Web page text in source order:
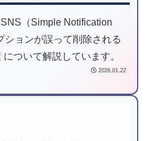
（Simple Notification
ションが誤って削除される
ついて解説しています。
2026.01.22